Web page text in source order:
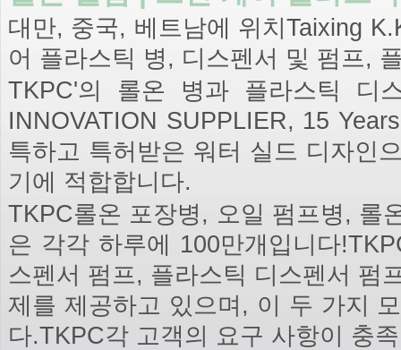
대만, 중국, 베트남에 위치Taixing
어 플라스틱 병, 디스펜서 및 펌프,
TKPC'의 롤온 병과 플라스틱 디
INNOVATION SUPPLIER, 15
특하고 특허받은 워터 실드 디자인
기에 적합합니다.
TKPC롤온 포장병, 오일 펌프병, 롤
은 각각 하루에 100만개입니다
스펜서 펌프, 플라스틱 디스펜서 펌
제를 제공하고 있으며, 이 두 가지
다.TKPC각 고객의 요구 사항이 충